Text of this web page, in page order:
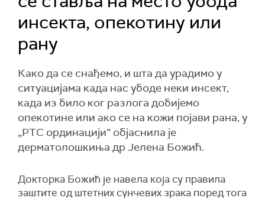
инсекта, опекотину или
рану
Како да се снађемо, и шта да урадимо у
ситуацијама када нас убоде неки инсект,
када из било ког разлога добијемо
опекотине или ако се на кожи појави рана, у
„РТС ординацији” објаснила је
дерматолошкиња др Јелена Божић.
Докторка Божић је навела која су правила
заштите од штетних сунчевих зрака поред тога